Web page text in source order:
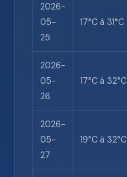
2026-
05-
25
17°C à 31°C
2026-
05-
26
17°C à 32°C
2026-
05-
27
19°C à 32°C